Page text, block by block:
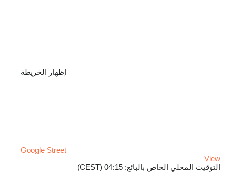
إظهار الخريطة
Google Street
View
التوقيت المحلي الخاص بالبائع: 04:15 (CEST)